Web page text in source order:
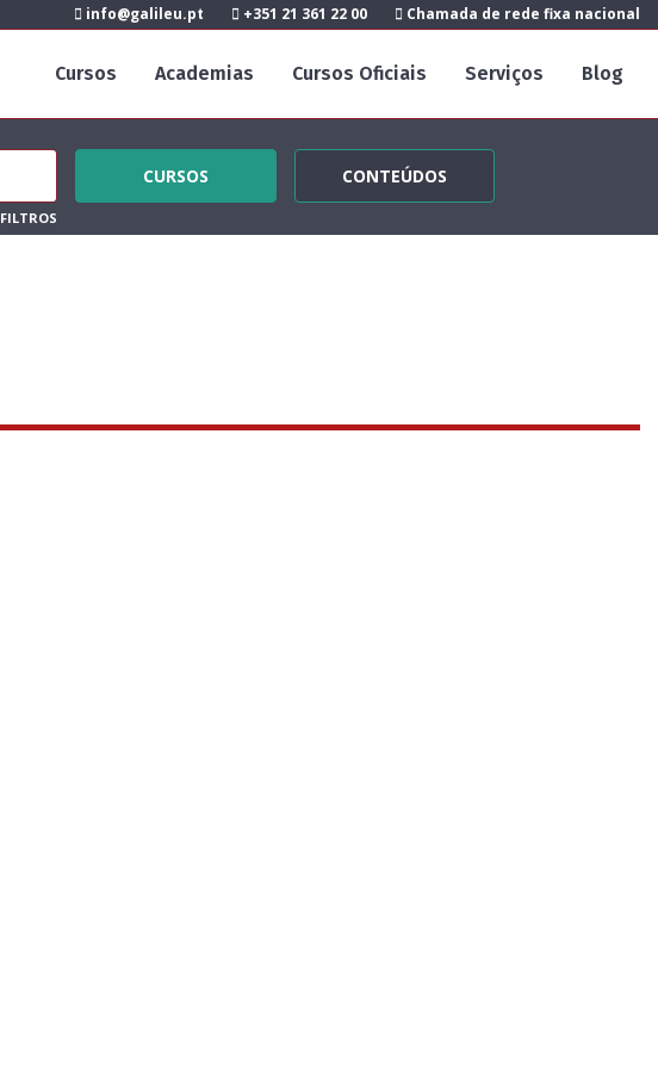
info@galileu.pt +351 21 361 22 00 Chamada de rede fixa nacional
Cursos Academias Cursos Oficiais Serviços Blog
CURSOS CONTEÚDOS
FILTROS